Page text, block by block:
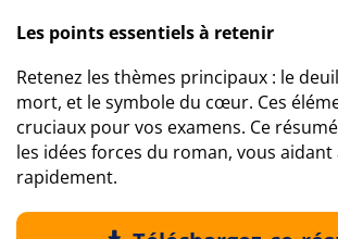
Les points essentiels à retenir
Retenez les thèmes principaux : le
mort, et le symbole du cœur. Ces
cruciaux pour vos examens. Ce
les idées forces du roman, vous aidant
rapidement.